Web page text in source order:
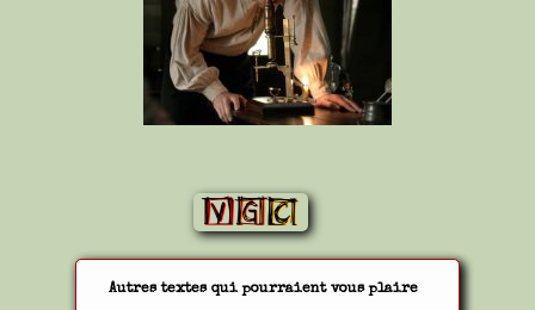
Autres textes qui pourraient vous plaire
Autres textes qui pourraient vous plaire